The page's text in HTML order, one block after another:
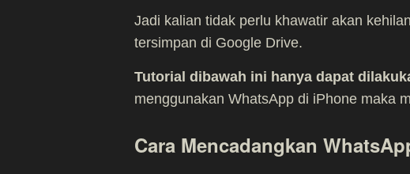
Jadi kalian tidak perlu khawatir akan
tersimpan di Google Drive.
Tutorial dibawah ini hanya dapat
menggunakan WhatsApp di iPhone maka
Cara Mencadangkan